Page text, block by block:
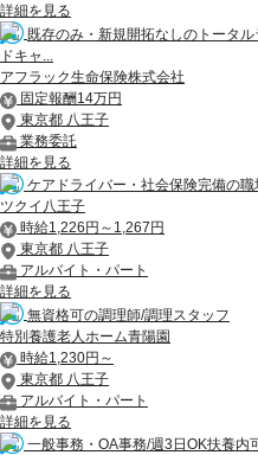
詳細を見る
既存のみ・新規開拓なしのトータ
ドキャ...
アフラック生命保険株式会社
固定報酬14万円
東京都 八王子
業務委託
詳細を見る
ケアドライバー・社会保険完備の
ツクイ八王子
時給1,226円～1,267円
東京都 八王子
アルバイト・パート
詳細を見る
無資格可の調理師/調理スタッフ
特別養護老人ホーム青陽園
時給1,230円～
東京都 八王子
アルバイト・パート
詳細を見る
一般事務・OA事務/週3日OK扶養内